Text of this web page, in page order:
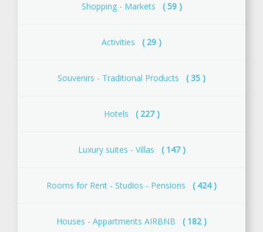
Shopping - Μarkets ( 59 )
Activities ( 29 )
Souvenirs - Traditional Products ( 35 )
Ηotels ( 227 )
Luxury suites - Villas ( 147 )
Rooms for Rent - Studios - Pensions ( 424 )
Houses - Appartments AIRBNB ( 182 )